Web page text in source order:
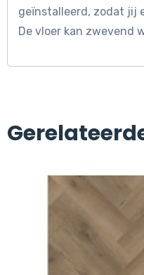
geïnstalleerd, zodat jij
De vloer kan zwevend